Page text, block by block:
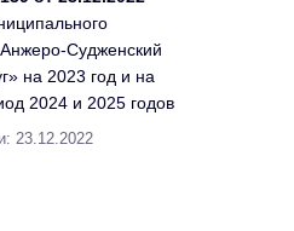
Судженский
на 2023 год и на
2024 и 2025 годов
23.12.2022